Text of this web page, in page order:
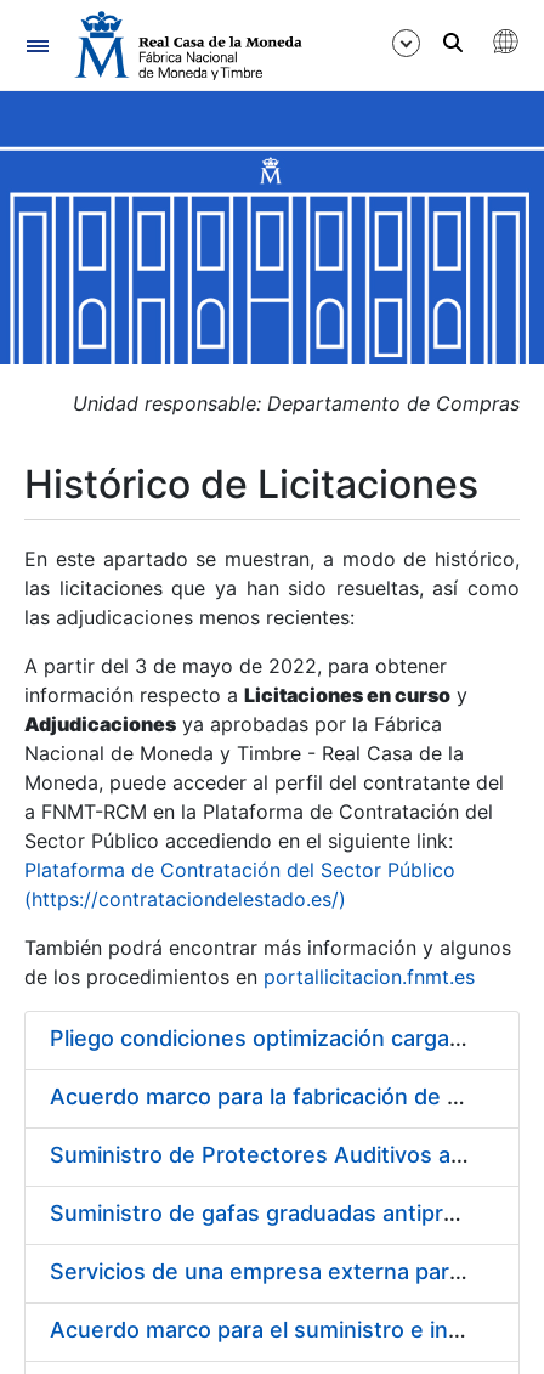
Navegación
Mostrar/Ocultar
Mostrar/Ocultar
Mostrar/Ocultar
Mostrar/Ocultar
Mostrar/Ocultar
Mostrar/Ocultar
Unidad responsable: Departamento de Compras
Histórico de Licitaciones
En este apartado se muestran, a modo de histórico,
las licitaciones que ya han sido resueltas, así como
las adjudicaciones menos recientes:
A partir del 3 de mayo de 2022, para obtener
información respecto a Licitaciones en curso y
Adjudicaciones ya aprobadas por la Fábrica
Nacional de Moneda y Timbre - Real Casa de la
Moneda, puede acceder al perfil del contratante del
a FNMT-RCM en la Plataforma de Contratación del
Sector Público accediendo en el siguiente link:
Plataforma de Contratación del Sector Público
(https://contrataciondelestado.es/)
También podrá encontrar más información y algunos
de los procedimientos en portallicitacion.fnmt.es
Pliego condiciones optimización cargas compras firmado
Acuerdo marco para la fabricación de piezas
Suministro de Protectores Auditivos a medida para las personas trabajadoras de los Centros de Trabajo de Madrid y Burgos
Suministro de gafas graduadas antiproyecciones para los trabajadores de la FNMT-RCM en los centros de trabajo de Madrid y Burgos
Servicios de una empresa externa para el asesoramiento y resolución de los recursos de alzada que se presentan relacionados con procesos de selección para la FNMT-RCM
Acuerdo marco para el suministro e instalación de persianas, estores y otros complementos